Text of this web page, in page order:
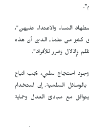
النساء والاعتداء عليهن"،
كثير من علماء الدين أن هذه
وإذلال وضرر للأفراد".
احتجاج سلمي، يجب اتباع
بالوسائل السلمية. إن استخدام
يتوافق مع مبادئ العدل وحماية